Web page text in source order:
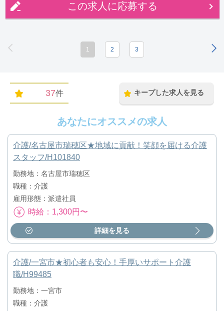
この求人に応募する
1 2 3
37件 キープした求人を見る
あなたにオススメの求人
介護/名古屋市瑞穂区★地域に貢献！笑顔を届ける介護
スタッフ/H101840
勤務地：名古屋市瑞穂区
職種：介護
雇用形態：派遣社員
時給：1,300円〜
詳細を見る
介護/一宮市★初心者も安心！手厚いサポート介護
職/H99485
勤務地：一宮市
職種：介護